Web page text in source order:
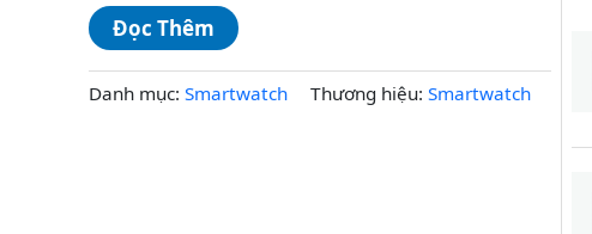
Đọc Thêm
Danh mục: Smartwatch Thương hiệu: Smartwatch